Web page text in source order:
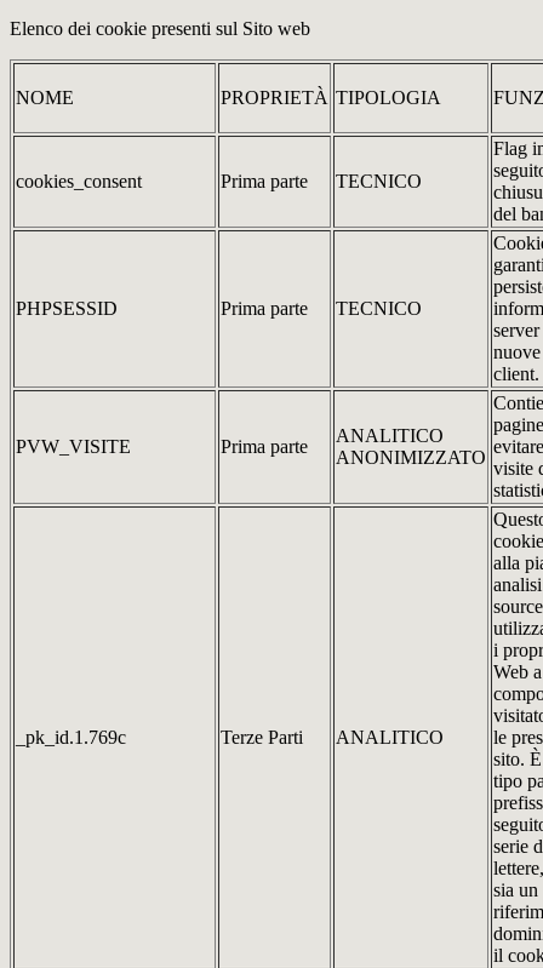
Elenco dei cookie presenti sul Sito web
NOME PROPRIETÀ TIPOLOGIA
cookies_consent Prima parte TECNICO
Flag
del
PHPSESSID Prima parte TECNICO
client.
PVW_VISITE Prima parte
ANALITICO
ANONIMIZZATO
visite
_pk_id.1.769c Terze Parti ANALITICO
alla
i
Web
le
sito.
tipo
serie
sia
il